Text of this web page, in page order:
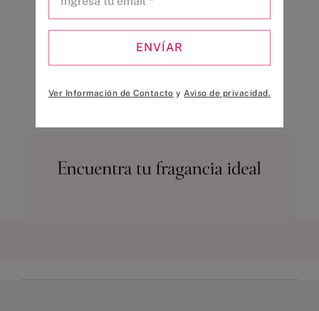
ENVÍAR
Ver Información de Contacto y Aviso de privacidad.